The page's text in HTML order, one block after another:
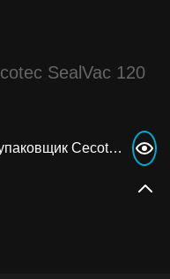
SealVac 120
Инструкция Вакуумный упаковщик Cecotec SealVac 120 SteelCut